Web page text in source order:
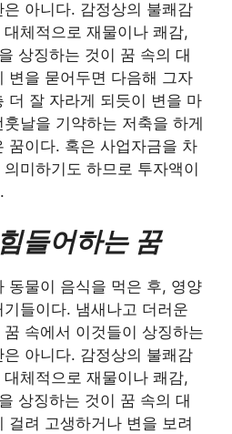
아니다. 감정상의 불쾌감
체적으로 재물이나 쾌감,
상징하는 것이 꿈 속의 대
변을 묻어두면 다음해 그자
더 잘 자라게 되듯이 변을 마
날을 기약하는 저축을 하게
꿈이다. 혹은 사업자금을 차
미하기도 하므로 투자액이
들어하는 꿈
동물이 음식을 먹은 후, 영양
들이다. 냄새나고 더러운
속에서 이것들이 상징하는
아니다. 감정상의 불쾌감
체적으로 재물이나 쾌감,
상징하는 것이 꿈 속의 대
걸려 고생하거나 변을 보려